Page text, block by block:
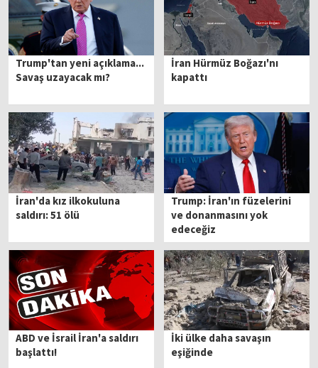
Trump'tan yeni açıklama...
Savaş uzayacak mı?
İran Hürmüz Boğazı'nı
kapattı
İran'da kız ilkokuluna
saldırı: 51 ölü
Trump: İran'ın füzelerini
ve donanmasını yok
edeceğiz
ABD ve İsrail İran'a saldırı
başlattı!
İki ülke daha savaşın
eşiğinde